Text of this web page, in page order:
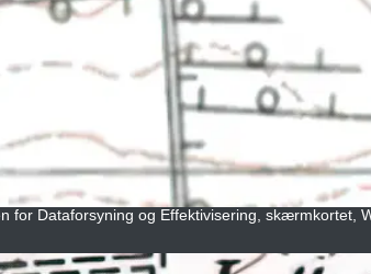
Dataforsyning og Effektivisering, skærmkortet,